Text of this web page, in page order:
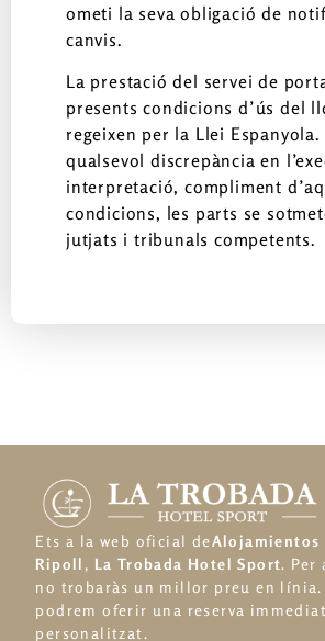
ometi la seva obligació de
canvis.
La prestació del servei de
presents condicions d’ús del
regeixen per la Llei Espanyola.
qualsevol discrepància en
interpretació, compliment
condicions, les parts se
jutjats i tribunals competents.
Ets a la web oficial deAlojamientos
Ripoll , La Trobada Hotel Sport. Per
no trobaràs un millor preu en línia.
podrem oferir una reserva
personalitzat.